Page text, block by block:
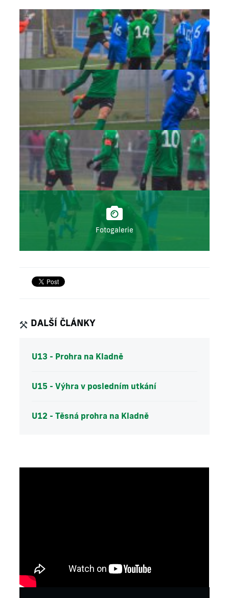
Fotogalerie
DALŠÍ ČLÁNKY
U13 - Prohra na Kladně
U15 - Výhra v posledním utkání
U12 - Těsná prohra na Kladně